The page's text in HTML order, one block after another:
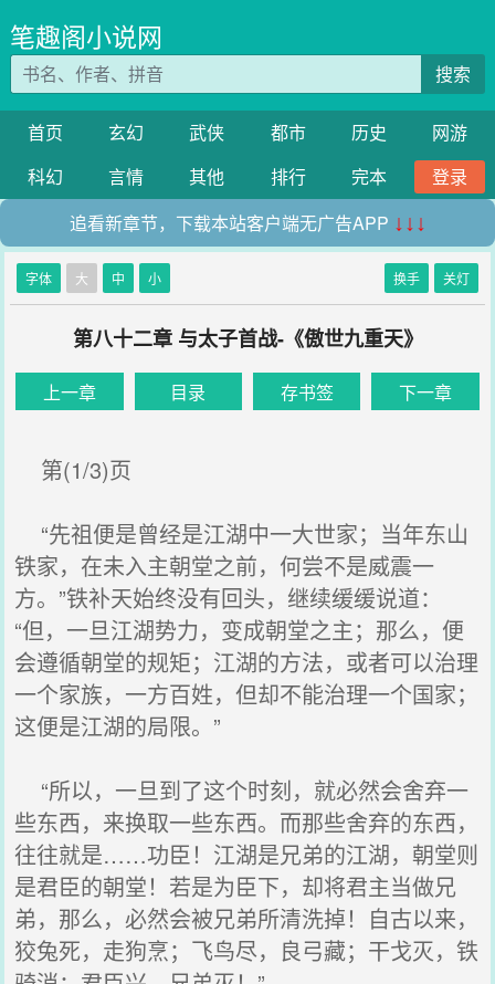
笔趣阁小说网
搜索
首页 玄幻 武侠 都市 历史
网游
科幻
言情 其他 排行 完本
登录
追看新章节，下载本站客户端无广告APP ↓↓↓
字体 大 中 小 换手 关灯
第八十二章 与太子首战-《傲世九重天》
上一章 目录 存书签 下一章
第(1/3)页
“先祖便是曾经是江湖中一大世家；当年东山
铁家，在未入主朝堂之前，何尝不是威震一
方。”铁补天始终没有回头，继续缓缓说道：
“但，一旦江湖势力，变成朝堂之主；那么，便
会遵循朝堂的规矩；江湖的方法，或者可以治理
一个家族，一方百姓，但却不能治理一个国家；
这便是江湖的局限。”
“所以，一旦到了这个时刻，就必然会舍弃一
些东西，来换取一些东西。而那些舍弃的东西，
往往就是……功臣！江湖是兄弟的江湖，朝堂则
是君臣的朝堂！若是为臣下，却将君主当做兄
弟，那么，必然会被兄弟所清洗掉！自古以来，
狡兔死，走狗烹；飞鸟尽，良弓藏；干戈灭，铁